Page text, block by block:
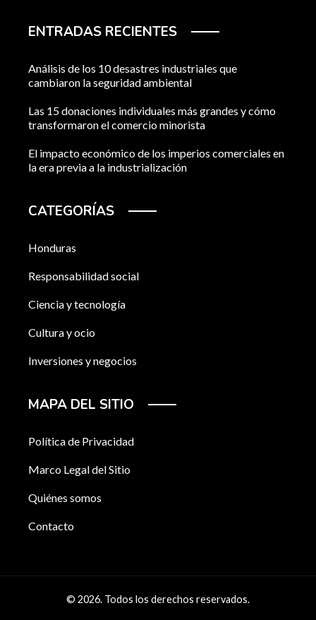
ENTRADAS RECIENTES
Análisis de los 10 desastres industriales que
cambiaron la seguridad ambiental
Las 15 donaciones individuales más grandes y cómo
transformaron el comercio minorista
El impacto económico de los imperios comerciales en
la era previa a la industrialización
CATEGORÍAS
Honduras
Responsabilidad social
Ciencia y tecnología
Cultura y ocio
Inversiones y negocios
MAPA DEL SITIO
Política de Privacidad
Marco Legal del Sitio
Quiénes somos
Contacto
© 2026. Todos los derechos reservados.